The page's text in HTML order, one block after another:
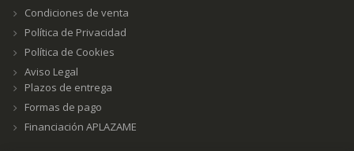
Condiciones de venta
Política de Privacidad
Política de Cookies
Aviso Legal
Plazos de entrega
Formas de pago
Financiación APLAZAME